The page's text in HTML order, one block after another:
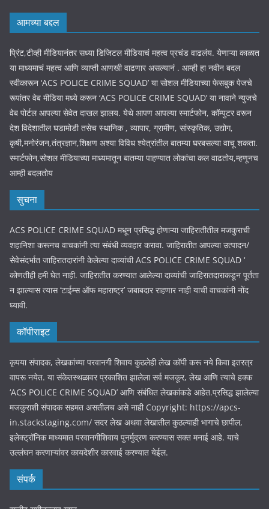
आमच्या बद्दल
प्रिंट,टीव्ही मीडियानंतर सध्या डिजिटल मीडियाचं महत्व प्रचंड वाढलंय. येणाऱ्या काळात
या माध्यमाचं महत्व आणि व्याप्ती आणखी वाढणार असल्यानं . आम्ही हा नवीन बदल
स्वीकारून ‘ACS POLICE CRIME SQUAD’ या सोशल मीडियाच्या फेसबुक पेजचे
रूपांतर वेब मीडिया मध्ये करून ‘ACS POLICE CRIME SQUAD’ या नावाने न्युजचे
वेब पोर्टल आपल्या सेवेत दाखल झालय. येथे आपण आपल्या स्मार्टफोन, कॉम्पुटर वरून
देश विदेशातील घडामोडी तसेच स्थानिक , व्यापार, ग्रामीण, सांस्कृतिक, उद्योग,
कृषी,मनोरंजन,तंत्रज्ञान,शिक्षण अश्या विविध श्येत्रांतील बातम्या घरबसल्या वाचू शकता.
स्मार्टफोन,सोशल मीडियाच्या माध्यमातून बातम्या पाहण्यात लोकांचा कल वाढतोय,म्हणूनच
आम्ही बदलतोय
सुचना
ACS POLICE CRIME SQUAD मधून प्रसिद्ध होणाऱ्या जाहिरातीतील मजकुराची
शहानिशा करूनच वाचकांनी त्या संबंधी व्यवहार करावा. जाहिरातीत आपल्या उत्पादन/
सेवेसंदर्भात जाहिरातदारांनी केलेल्या दाव्यांची ACS POLICE CRIME SQUAD ‘
कोणतीही हमी घेत नाही. जाहिरातीत करण्यात आलेल्या दाव्यांची जाहिरातदाराकडून पूर्तता
न झाल्यास त्यास ‘टाईम्स ऑफ महाराष्ट्र’ जबाबदार राहणार नाही याची वाचकांनी नोंद
घ्यावी.
कॉपीराइट
कृपया संपादक, लेखकांच्या परवानगी शिवाय कुठलेही लेख कॉपी करू नये किवा इतरत्र
वापरू नयेत. या संकेतस्थळावर प्रकाशित झालेला सर्व मजकूर, लेख आणि त्याचे हक्क
‘ACS POLICE CRIME SQUAD’ आणि संबंधित लेखकांकडे आहेत.प्रसिद्ध झालेल्या
मजकुराशी संपादक सहमत असतीलच असे नाही Copyright: https://apcs-
in.stackstaging.com/ सदर लेख अथवा लेखातील कुठल्याही भागाचे छापील,
इलेक्ट्रॉनिक माध्यमात परवानगीशिवाय पुनर्मुद्रण करण्यास सक्त मनाई आहे. याचे
उल्लंघन करणाऱ्यांवर कायदेशीर कारवाई करण्यात येईल.
संपर्क